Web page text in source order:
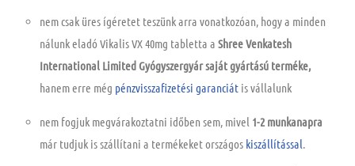
nem csak üres ígéretet teszünk arra vonatkozóan, hogy a minden
nálunk eladó Vikalis VX 40mg tabletta a Shree Venkatesh
International Limited Gyógyszergyár saját gyártású terméke,
hanem erre még pénzvisszafizetési garanciát is vállalunk
nem fogjuk megvárakoztatni időben sem, mivel 1-2 munkanapra
már tudjuk isszállítani a termékeket országos kiszállítással.